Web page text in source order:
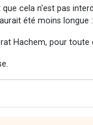
cela n'est pas
été moins longue
Hachem, pour